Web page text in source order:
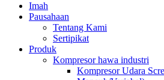
Imah
Pausahaan
Tentang Kami
Sertipikat
Produk
Kompresor hawa industri
Kompresor Udara